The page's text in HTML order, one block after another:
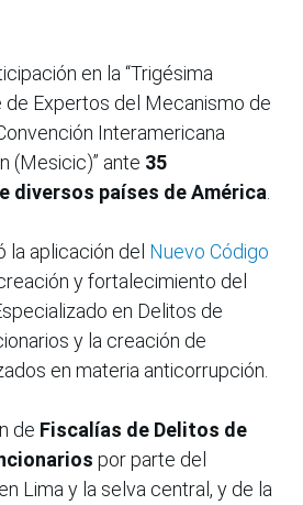
en la “Trigésima
de Expertos del Mecanismo de
Interamericana
(Mesicic)” ante 35
diversos países de América
aplicación del Nuevo Código
y fortalecimiento del
en Delitos de
y la creación de
en materia anticorrupción.
de Fiscalías de Delitos de
por parte del
Lima y la selva central, y de la